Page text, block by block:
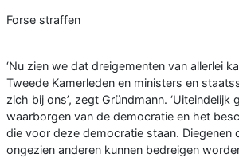
Forse straffen
‘Nu zien we dat dreigementen van allerlei
Tweede Kamerleden en ministers en
zich bij ons’, zegt Gründmann. ‘Uiteindelijk
waarborgen van de democratie en het
die voor deze democratie staan. Diegenen
ongezien anderen kunnen bedreigen